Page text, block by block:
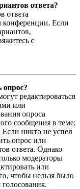
ответа?
ответа
конференции. Если
с
опрос?
редактироваться
или
опроса
сообщения в теме;
Если никто не успел
опрос или
ответа. Однако
модераторы
или
чтобы нельзя было